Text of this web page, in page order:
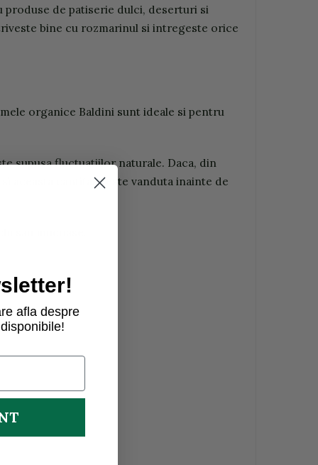
de patiserie dulci, deserturi si
bine cu rozmarinul si intregeste orice
organice Baldini sunt ideale si pentru
supusa fluctuatiilor naturale. Daca, din
aceasta cantitate este vanduta inainte de
sau mucoase.
afla despre